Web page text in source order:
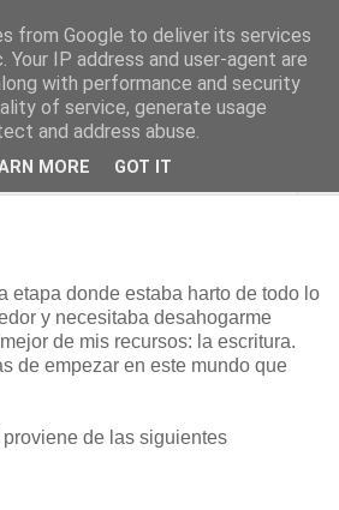
etapa donde estaba harto de todo lo
y necesitaba desahogarme
de mis recursos: la escritura.
de empezar en este mundo que
de las siguientes
from Google to deliver its services
Your IP address and user-agent are
with performance and security
of service, generate usage
and address abuse.
MORE GOT IT